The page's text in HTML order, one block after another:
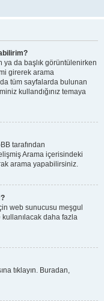
da başlık görüntülenirken
girerek arama
tüm sayfalarda bulunan
kullandığınız temaya
tarafından
Arama içerisindeki
arama yapabilirsiniz.
web sunucusu meşgul
daha fazla
tıklayın. Buradan,